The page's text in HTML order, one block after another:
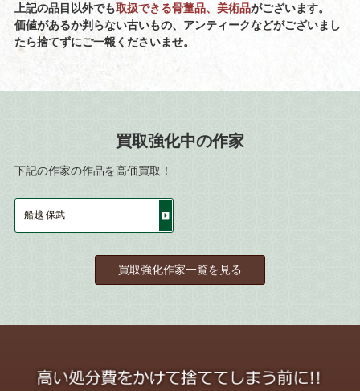
上記の品目以外でも取扱できる骨董品、美術品がございます。
価値があるか判らない古いもの、アンティークなどがございまし
たら捨てずにご一報くださいませ。
買取強化中の作家
下記の作家の作品を高価買取！
船越 保武
買取強化作家一覧を見る